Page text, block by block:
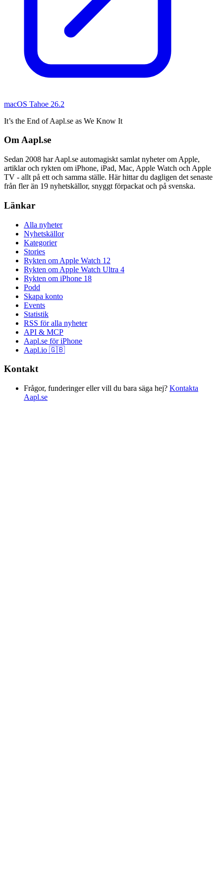
macOS Tahoe 26.2
It’s the End of Aapl.se as We Know It
Om Aapl.se
Sedan 2008 har Aapl.se automagiskt samlat nyheter om Apple,
artiklar och rykten om iPhone, iPad, Mac, Apple Watch och Apple
TV - allt på ett och samma ställe. Här hittar du dagligen det senaste
från fler än 19 nyhetskällor, snyggt förpackat och på svenska.
Länkar
Alla nyheter
Nyhetskällor
Kategorier
Stories
Rykten om Apple Watch 12
Rykten om Apple Watch Ultra 4
Rykten om iPhone 18
Podd
Skapa konto
Events
Statistik
RSS för alla nyheter
API & MCP
Aapl.se för iPhone
Aapl.io 🇬🇧
Kontakt
Frågor, funderinger eller vill du bara säga hej? Kontakta
Aapl.se